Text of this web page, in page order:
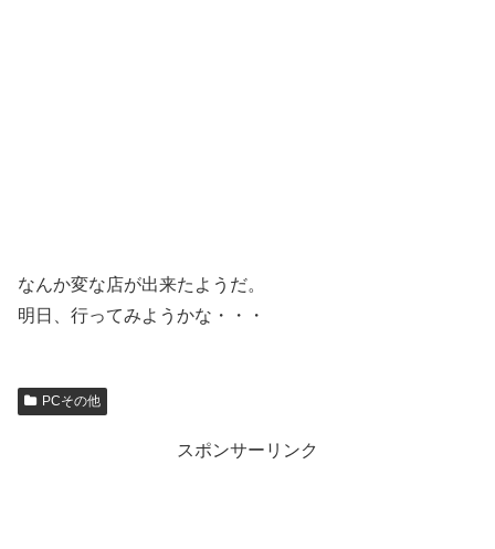
なんか変な店が出来たようだ。
明日、行ってみようかな・・・
PCその他
スポンサーリンク